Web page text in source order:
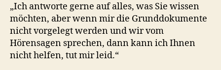
„Ich antworte gerne auf alles, was Sie wissen
möchten, aber wenn mir die Grunddokumente
nicht vorgelegt werden und wir vom
Hörensagen sprechen, dann kann ich Ihnen
nicht helfen, tut mir leid.“